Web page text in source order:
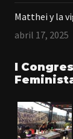
Matthei y la
abril 17, 2025
I